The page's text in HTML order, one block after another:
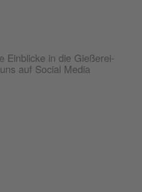
Einblicke in die Gießerei-
auf Social Media